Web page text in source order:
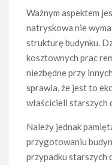
Ważnym aspektem
natryskowa nie
strukturę budynku.
kosztownych prac
niezbędne przy
sprawia, że jest to
właścicieli starszych
Należy jednak
przygotowaniu
przypadku starszych